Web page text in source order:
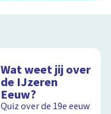
Wat weet jij over
de IJzeren
Eeuw?
Quiz over de 19e eeuw